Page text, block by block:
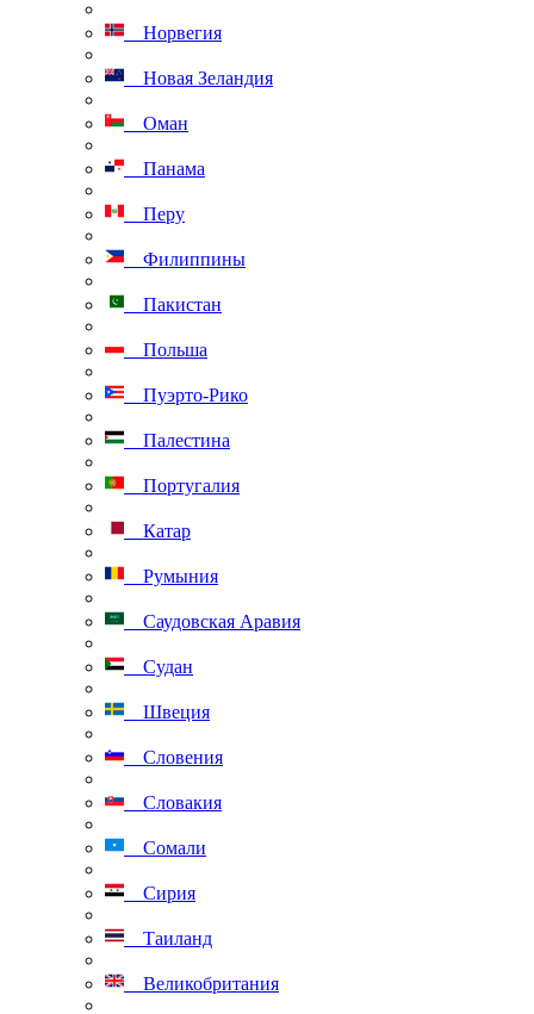
Норвегия
Новая Зеландия
Оман
Панама
Перу
Филиппины
Пакистан
Польша
Пуэрто-Рико
Палестина
Португалия
Катар
Румыния
Саудовская Аравия
Судан
Швеция
Словения
Словакия
Сомали
Сирия
Таиланд
Великобритания